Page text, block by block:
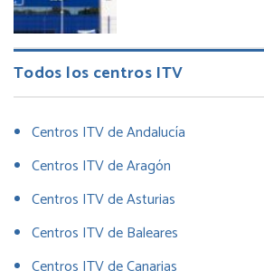
Todos los centros ITV
Centros ITV de Andalucía
Centros ITV de Aragón
Centros ITV de Asturias
Centros ITV de Baleares
Centros ITV de Canarias